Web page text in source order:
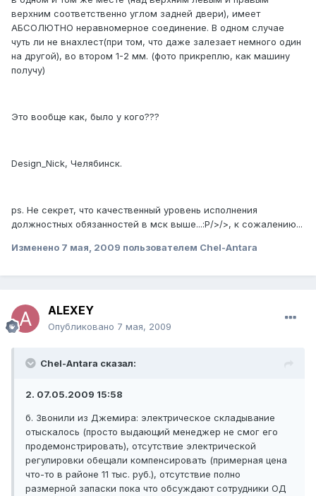
верхним соответственно углом задней двери), имеет
АБСОЛЮТНО неравномерное соединение. В одном случае
чуть ли не внахлест(при том, что даже залезает немного один
на другой), во втором 1-2 мм. (фото прикреплю, как машину
получу)
Это вообще как, было у кого???
Design_Nick, Челябинск.
ps. Не секрет, что качественный уровень исполнения
должностных обязанностей в мск выше...:P/>/>, к сожалению...
Изменено 7 мая, 2009 пользователем Chel-Antara
ALEXEY
Опубликовано 7 мая, 2009
Chel-Antara сказал:
2. 07.05.2009 15:58
б. Звонили из Джемира: электрическое складывание
отыскалось (просто выдающий менеджер не смог его
продемонстрировать), отсутствие электрической
регулировки обещали компенсировать (примерная цена
что-то в районе 11 тыс. руб.), отсутствие полно
размерной запаски пока что обсуждают сотрудники ОД